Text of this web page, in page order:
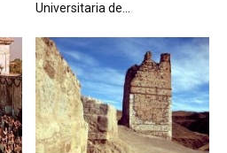
Universitaria de...